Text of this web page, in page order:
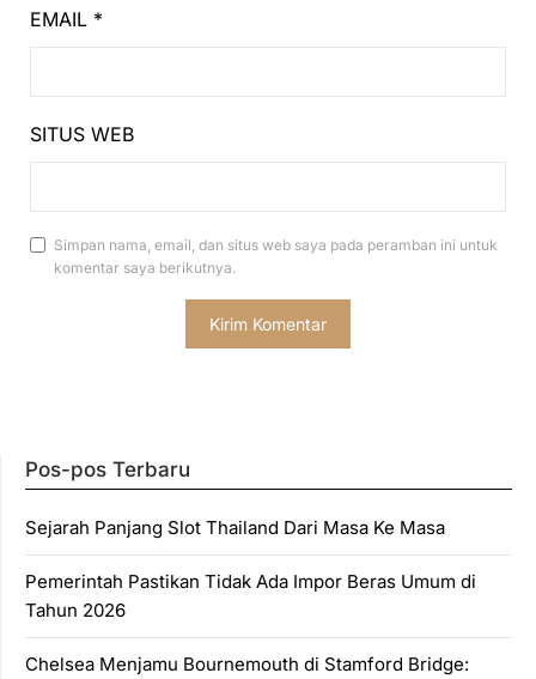
EMAIL *
SITUS WEB
Simpan nama, email, dan situs web saya pada peramban ini untuk
komentar saya berikutnya.
Pos-pos Terbaru
Sejarah Panjang Slot Thailand Dari Masa Ke Masa
Pemerintah Pastikan Tidak Ada Impor Beras Umum di
Tahun 2026
Chelsea Menjamu Bournemouth di Stamford Bridge: